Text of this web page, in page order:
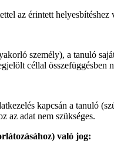
az érintett
személy), a tanuló
céllal összefüggésben
kapcsán a tanuló
az adat nem szükséges.
való jog: